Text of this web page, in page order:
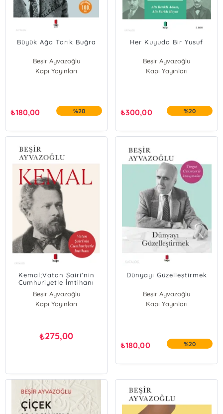
Büyük Ağa Tarık Buğra
Beşir Ayvazoğlu
Kapı Yayınları
₺180,00 %20
Her Kuyuda Bir Yusuf
Beşir Ayvazoğlu
Kapı Yayınları
₺300,00 %20
Kemal;Vatan Şairi'nin
Cumhuriyetle İmtihanı
Beşir Ayvazoğlu
Kapı Yayınları
₺275,00
Dünyayı Güzelleştirmek
Beşir Ayvazoğlu
Kapı Yayınları
₺180,00 %20